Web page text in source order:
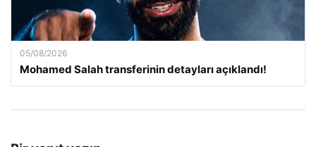
05/08/2026
Mohamed Salah transferinin detayları açıklandı!